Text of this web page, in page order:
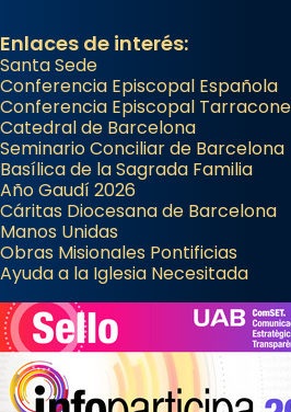
Enlaces de interés:
Santa Sede
Conferencia Episcopal Española
Conferencia Episcopal
Catedral de Barcelona
Seminario Conciliar de Barcelona
Basílica de la Sagrada Familia
Año Gaudí 2026
Cáritas Diocesana de Barcelona
Manos Unidas
Obras Misionales Pontificias
Ayuda a la Iglesia Necesitada